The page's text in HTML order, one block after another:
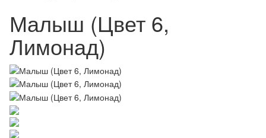
Малыш (Цвет 6,
Лимонад)